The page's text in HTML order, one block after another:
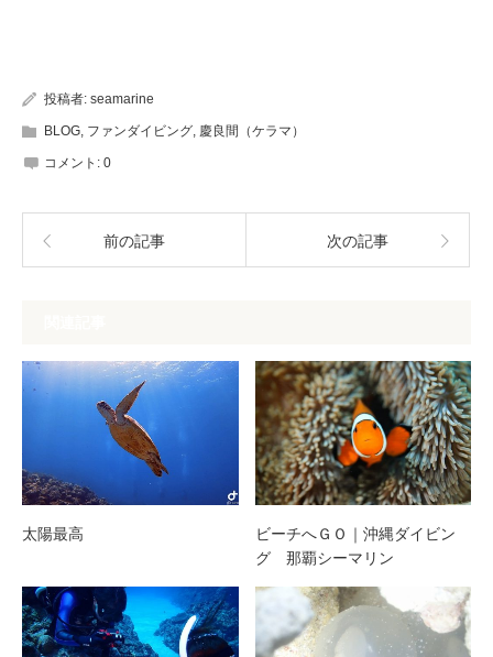
投稿者: seamarine
BLOG, ファンダイビング, 慶良間（ケラマ）
コメント: 0
前の記事 次の記事
太陽最高
ビーチへＧＯ｜沖縄ダイビン
グ 那覇シーマリン